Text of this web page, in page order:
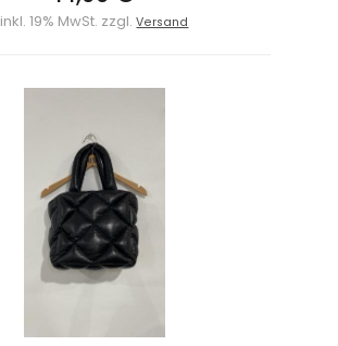
inkl. 19% MwSt. zzgl.Versand